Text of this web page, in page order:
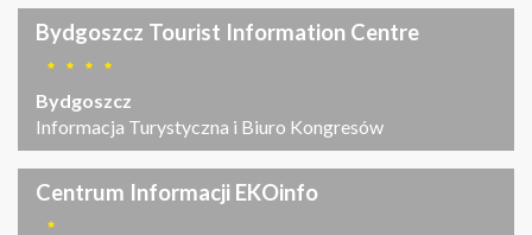
Bydgoszcz Tourist Information Centre
Bydgoszcz
Informacja Turystyczna i Biuro Kongresów
Centrum Informacji EKOinfo